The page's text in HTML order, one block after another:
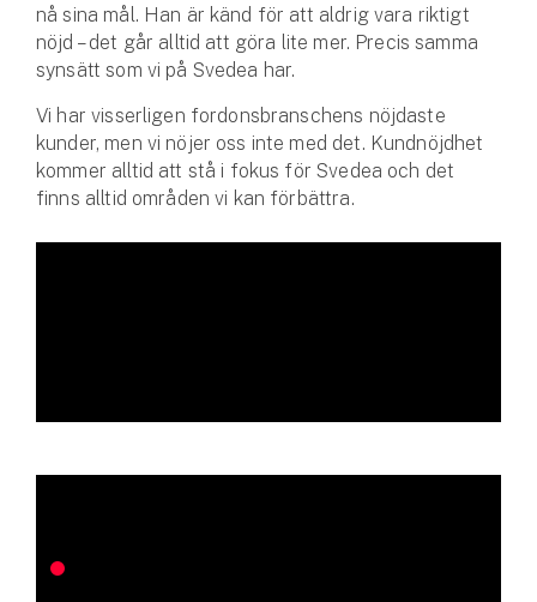
Hundförsäkring
Kattförsäkring
Hem & hus
Bostadsrättsförsäkring
Hyresrättsförsäkring
Företag
nå sina mål. Han är känd för att aldrig vara riktigt
nöjd – det går alltid att göra lite mer. Precis samma
synsätt som vi på Svedea har.
Vi har visserligen fordonsbranschens nöjdaste
kunder, men vi nöjer oss inte med det. Kundnöjdhet
kommer alltid att stå i fokus för Svedea och det
finns alltid områden vi kan förbättra.